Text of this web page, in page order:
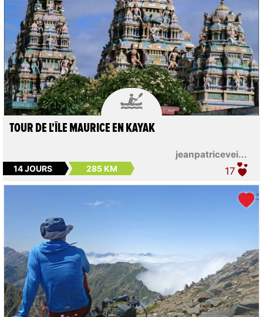

jeanpatricevei...
TOUR DE L'ÎLE MAURICE EN KAYAK
14 JOURS 285 KM 17